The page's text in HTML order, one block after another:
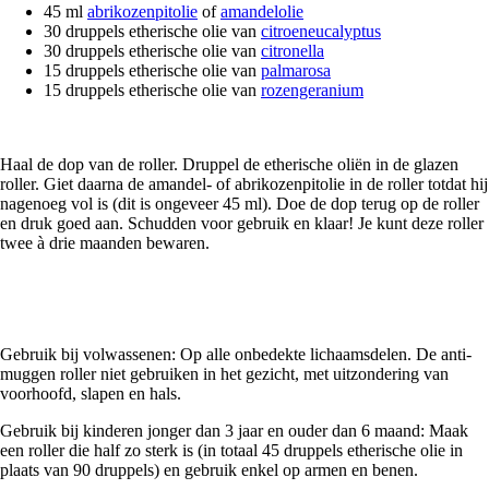
45 ml abrikozenpitolie ofamandelolie
30 druppels etherische olie van citroeneucalyptus
30 druppels etherische olie van citronella
15 druppels etherische olie van palmarosa
15 druppels etherische olie van rozengeranium
Haal de dop van de roller. Druppel de etherische oliën in de glazen
roller. Giet daarna de amandel- of abrikozenpitolie in de roller totdat hij
nagenoeg vol is (dit is ongeveer 45 ml). Doe de dop terug op de roller
en druk goed aan. Schudden voor gebruik en klaar! Je kunt deze roller
twee à drie maanden bewaren.
Gebruik bij volwassenen: Op alle onbedekte lichaamsdelen. De anti-
muggen roller niet gebruiken in het gezicht, met uitzondering van
voorhoofd, slapen en hals.
Gebruik bij kinderen jonger dan 3 jaar en ouder dan 6 maand: Maak
een roller die half zo sterk is (in totaal 45 druppels etherische olie in
plaats van 90 druppels) en gebruik enkel op armen en benen.